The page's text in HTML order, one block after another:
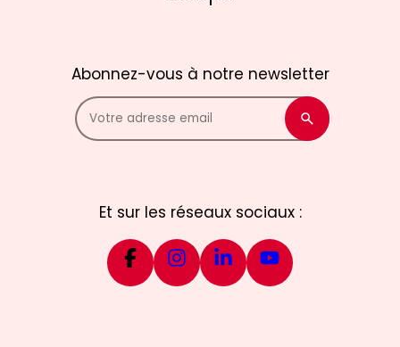
Abonnez-vous à notre newsletter
Et sur les réseaux sociaux :